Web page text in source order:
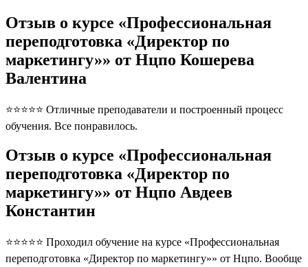
Отзыв о курсе «Профессиональная
переподготовка «Директор по
маркетингу»» от Нцпо Кошерева
Валентина
⭐⭐⭐⭐⭐ Отличные преподаватели и построенный процесс
обучения. Все понравилось.
Отзыв о курсе «Профессиональная
переподготовка «Директор по
маркетингу»» от Нцпо Авдеев
Константин
⭐⭐⭐⭐⭐ Проходил обучение на курсе «Профессиональная
переподготовка «Директор по маркетингу»» от Нцпо. Вообще